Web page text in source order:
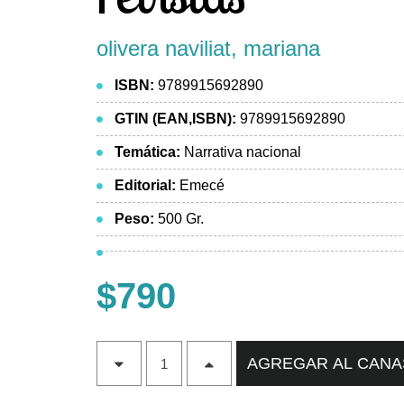
olivera naviliat, mariana
ISBN: 9789915692890
GTIN (EAN,ISBN): 9789915692890
Temática: Narrativa nacional
Editorial: Emecé
Peso: 500 Gr.
$790
AGREGAR AL